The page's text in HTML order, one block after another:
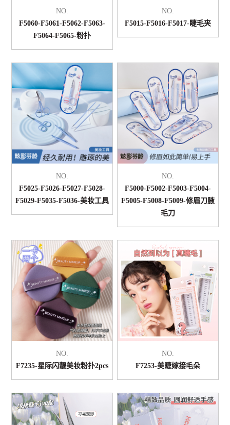
NO.
F5060-F5061-F5062-F5063-
F5064-F5065-粉扑
NO.
F5015-F5016-F5017-睫毛夹
NO.
F5025-F5026-F5027-F5028-
F5029-F5035-F5036-美妆工具
NO.
F5000-F5002-F5003-F5004-
F5005-F5008-F5009-修眉刀腋
毛刀
NO.
F7235-星际闪靓美妆粉扑2pcs
NO.
F7253-美睫嫁接毛朵